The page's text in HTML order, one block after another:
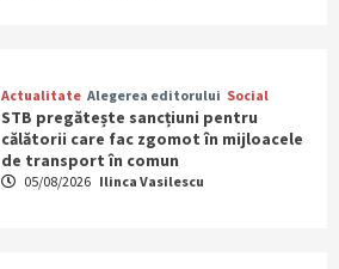
Actualitate Alegerea editorului Social
STB pregătește sancțiuni pentru
călătorii care fac zgomot în mijloacele
de transport în comun
05/08/2026 Ilinca Vasilescu